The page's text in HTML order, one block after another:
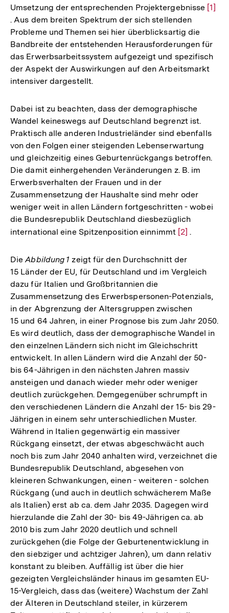
Umsetzung der entsprechenden Projektergebnisse Zur
[1]
. Aus dem breiten Spektrum der sich stellenden
Probleme und Themen sei hier überblicksartig die
Bandbreite der entstehenden Herausforderungen für
das Erwerbsarbeitssystem aufgezeigt und spezifisch
der Aspekt der Auswirkungen auf den Arbeitsmarkt
intensiver dargestellt.
Dabei ist zu beachten, dass der demographische
Wandel keineswegs auf Deutschland begrenzt ist.
Praktisch alle anderen Industrieländer sind ebenfalls
von den Folgen einer steigenden Lebenserwartung
und gleichzeitig eines Geburtenrückgangs betroffen.
Die damit einhergehenden Veränderungen z. B. im
Erwerbsverhalten der Frauen und in der
Zusammensetzung der Haushalte sind mehr oder
weniger weit in allen Ländern fortgeschritten - wobei
die Bundesrepublik Deutschland diesbezüglich
international eine Spitzenposition einnimmt Zur
der
Fußnote
[2] .
DieAbbildung 1 zeigt für den Durchschnitt der
15 Länder der EU, für Deutschland und im Vergleich
dazu für Italien und Großbritannien die
Zusammensetzung des Erwerbspersonen-Potenzials,
in der Abgrenzung der Altersgruppen zwischen
15 und 64 Jahren, in einer Prognose bis zum Jahr 2050.
Es wird deutlich, dass der demographische Wandel in
den einzelnen Ländern sich nicht im Gleichschritt
entwickelt. In allen Ländern wird die Anzahl der 50-
bis 64-Jährigen in den nächsten Jahren massiv
ansteigen und danach wieder mehr oder weniger
deutlich zurückgehen. Demgegenüber schrumpft in
den verschiedenen Ländern die Anzahl der 15- bis 29-
Jährigen in einem sehr unterschiedlichen Muster.
Während in Italien gegenwärtig ein massiver
Rückgang einsetzt, der etwas abgeschwächt auch
noch bis zum Jahr 2040 anhalten wird, verzeichnet die
Bundesrepublik Deutschland, abgesehen von
kleineren Schwankungen, einen - weiteren - solchen
Rückgang (und auch in deutlich schwächerem Maße
als Italien) erst ab ca. dem Jahr 2035. Dagegen wird
hierzulande die Zahl der 30- bis 49-Jährigen ca. ab
2010 bis zum Jahr 2020 deutlich und schnell
zurückgehen (die Folge der Geburtenentwicklung in
den siebziger und achtziger Jahren), um dann relativ
konstant zu bleiben. Auffällig ist über die hier
gezeigten Vergleichsländer hinaus im gesamten EU-
15-Vergleich, dass das (weitere) Wachstum der Zahl
der Älteren in Deutschland steiler, in kürzerem